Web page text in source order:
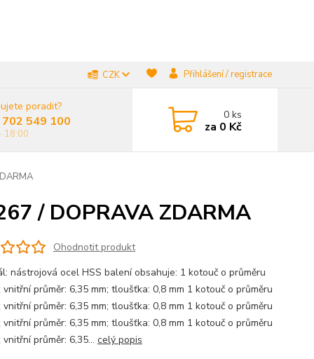
CZK Přihlášení / registrace
poradit?
549 100
18:00
0ks
za 0 Kč
/ DOPRAVA ZDARMA
Ohodnotit produkt
nástrojová ocel HSS balení obsahuje: 1 kotouč o průměru
vnitřní průměr: 6,35 mm; tloušťka: 0,8 mm 1 kotouč o průměru
vnitřní průměr: 6,35 mm; tloušťka: 0,8 mm 1 kotouč o průměru
vnitřní průměr: 6,35 mm; tloušťka: 0,8 mm 1 kotouč o průměru
vnitřní průměr: 6,35... celý popis